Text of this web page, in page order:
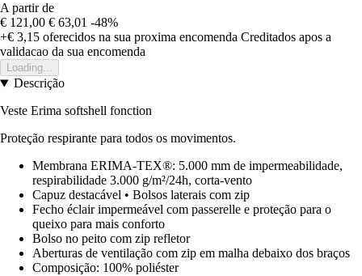
A partir de
€ 121,00 € 63,01 -48%
+€ 3,15 oferecidos na sua proxima encomenda Creditados apos a
validacao da sua encomenda
Loading...
Descrição
Veste Erima softshell fonction
Proteção respirante para todos os movimentos.
Membrana ERIMA-TEX®: 5.000 mm de impermeabilidade,
respirabilidade 3.000 g/m²/24h, corta-vento
Capuz destacável • Bolsos laterais com zip
Fecho éclair impermeável com passerelle e proteção para o
queixo para mais conforto
Bolso no peito com zip refletor
Aberturas de ventilação com zip em malha debaixo dos braços
Composição: 100% poliéster